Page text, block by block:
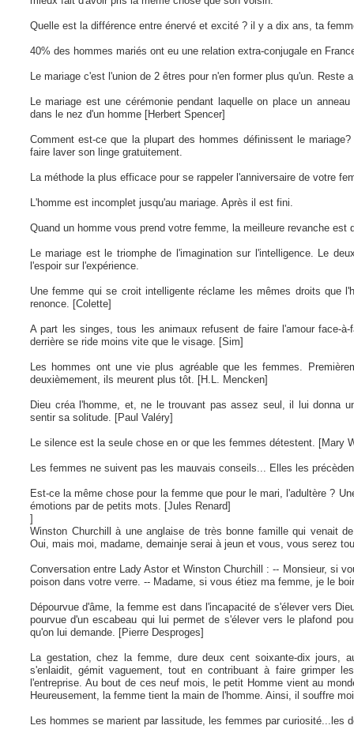
Quelle est la différence entre énervé et excité ? il y a dix ans, ta
40% des hommes mariés ont eu une relation extra-conjugale en
Le mariage c'est l'union de 2 êtres pour n'en former plus qu'un. Reste
Le mariage est une cérémonie pendant laquelle on place un
dans le nez d'un homme [Herbert Spencer]
Comment est-ce que la plupart des hommes définissent le
faire laver son linge gratuitement.
La méthode la plus efficace pour se rappeler l'anniversaire de votre
L'homme est incomplet jusqu'au mariage. Après il est fini.
Quand un homme vous prend votre femme, la meilleure revanche est
Le mariage est le triomphe de l'imagination sur l'intelligence. Le
l'espoir sur l'expérience.
Une femme qui se croit intelligente réclame les mêmes droits que
renonce. [Colette]
A part les singes, tous les animaux refusent de faire l'amour face-
derrière se ride moins vite que le visage. [Sim]
Les hommes ont une vie plus agréable que les femmes.
deuxièmement, ils meurent plus tôt. [H.L. Mencken]
Dieu créa l'homme, et, ne le trouvant pas assez seul, il lui donna
sentir sa solitude. [Paul Valéry]
Le silence est la seule chose en or que les femmes détestent. [Mary
Les femmes ne suivent pas les mauvais conseils... Elles les
Est-ce la même chose pour la femme que pour le mari, l'adultère ?
émotions par de petits mots. [Jules Renard]
]
Winston Churchill à une anglaise de très bonne famille qui venait
Oui, mais moi, madame, demainje serai à jeun et vous, vous serez
Conversation entre Lady Astor et Winston Churchill : -- Monsieur, si
poison dans votre verre. -- Madame, si vous étiez ma femme, je le
Dépourvue d'âme, la femme est dans l'incapacité de s'élever vers
pourvue d'un escabeau qui lui permet de s'élever vers le plafond
qu'on lui demande. [Pierre Desproges]
La gestation, chez la femme, dure deux cent soixante-dix jours,
s'enlaidit, gémit vaguement, tout en contribuant à faire grimper
l'entreprise. Au bout de ces neuf mois, le petit Homme vient au
Heureusement, la femme tient la main de l'homme. Ainsi, il souffre
Les hommes se marient par lassitude, les femmes par curiosité...les